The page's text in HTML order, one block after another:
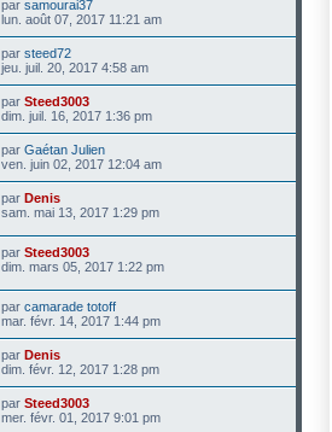
par samourai37
lun. août 07, 2017 11:21 am
par steed72
jeu. juil. 20, 2017 4:58 am
par Steed3003
dim. juil. 16, 2017 1:36 pm
par Gaétan Julien
ven. juin 02, 2017 12:04 am
par Denis
sam. mai 13, 2017 1:29 pm
par Steed3003
dim. mars 05, 2017 1:22 pm
par camarade totoff
mar. févr. 14, 2017 1:44 pm
par Denis
dim. févr. 12, 2017 1:28 pm
par Steed3003
mer. févr. 01, 2017 9:01 pm